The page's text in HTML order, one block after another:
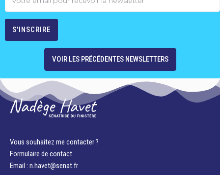
VOIR LES PRÉCÉDENTES NEWSLETTERS
Vous souhaitez me contacter ?
Formulaire de contact
Email : n.havet@senat.fr​